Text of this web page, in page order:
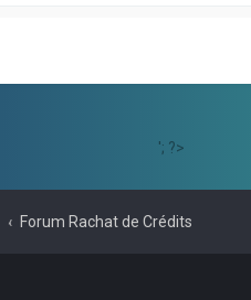
'; ?>
Forum Rachat de Crédits